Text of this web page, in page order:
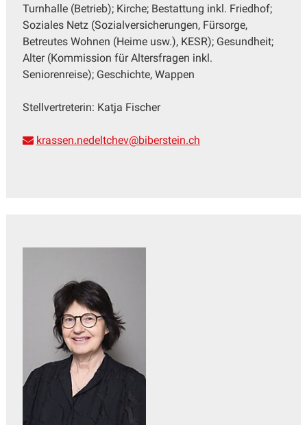
Turnhalle (Betrieb); Kirche; Bestattung inkl. Friedhof;
Soziales Netz (Sozialversicherungen, Fürsorge,
Betreutes Wohnen (Heime usw.), KESR); Gesundheit;
Alter (Kommission für Altersfragen inkl.
Seniorenreise); Geschichte, Wappen
Stellvertreterin: Katja Fischer
krassen.nedeltchev@biberstein.ch